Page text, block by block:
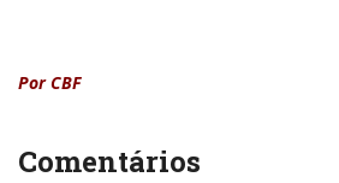
Por CBF
Comentários